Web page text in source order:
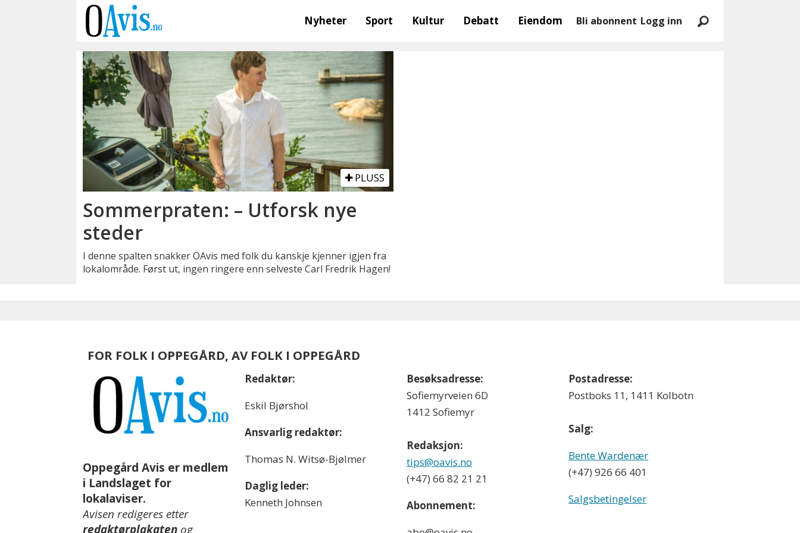
Nyheter Sport Kultur Debatt Eiendom Bli abonnent Logg inn
PLUSS
Sommerpraten: – Utforsk nye
steder
I denne spalten snakker OAvis med folk du kanskje kjenner igjen fra
lokalområde. Først ut, ingen ringere enn selveste Carl Fredrik Hagen!
FOR FOLK I OPPEGÅRD, AV FOLK I OPPEGÅRD
Oppegård Avis er medlem
i Landslaget for
lokalaviser.
Avisen redigeres etter
redaktørplakaten og
Redaktør:
Eskil Bjørshol
Ansvarlig redaktør:
Thomas N. Witsø-Bjølmer
Daglig leder:
Kenneth Johnsen
Besøksadresse:
Sofiemyrveien 6D
1412 Sofiemyr
Redaksjon:
tips@oavis.no
(+47) 66 82 21 21
Abonnement:
Postadresse:
Postboks 11, 1411 Kolbotn
Salg:
Bente Wardenær
(+47) 926 66 401
Salgsbetingelser